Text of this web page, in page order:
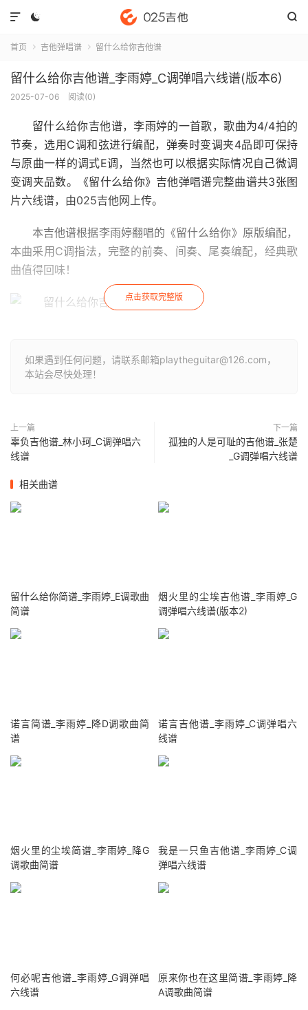
 

首页  吉他弹唱谱  留什么给你吉他谱
留什么给你吉他谱_李雨婷_C调弹唱六线谱(版本6)
2025-07-06 阅读(0)
留什么给你吉他谱，李雨婷的一首歌，歌曲为4/4拍的
节奏，选用C调和弦进行编配，弹奏时变调夹4品即可保持
与原曲一样的调式E调，当然也可以根据实际情况自己微调
变调夹品数。《留什么给你》吉他弹唱谱完整曲谱共3张图
片六线谱，由025吉他网上传。
本吉他谱根据李雨婷翻唱的《留什么给你》原版编配，
本曲采用C调指法，完整的前奏、间奏、尾奏编配，经典歌
曲值得回味！
点击获取完整版
如果遇到任何问题，请联系邮箱playtheguitar@126.com，
本站会尽快处理！
上一篇
辜负吉他谱_林小珂_C调弹唱六
线谱
下一篇
孤独的人是可耻的吉他谱_张楚
_G调弹唱六线谱
相关曲谱
留什么给你简谱_李雨婷_E调歌曲
简谱
烟火里的尘埃吉他谱_李雨婷_G
调弹唱六线谱(版本2)
诺言简谱_李雨婷_降D调歌曲简
谱
诺言吉他谱_李雨婷_C调弹唱六
线谱
烟火里的尘埃简谱_李雨婷_降G
调歌曲简谱
我是一只鱼吉他谱_李雨婷_C调
弹唱六线谱
何必呢吉他谱_李雨婷_G调弹唱
六线谱
原来你也在这里简谱_李雨婷_降
A调歌曲简谱